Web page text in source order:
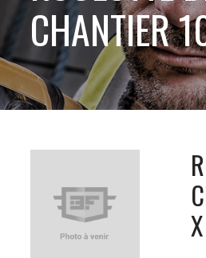
CHANTIER